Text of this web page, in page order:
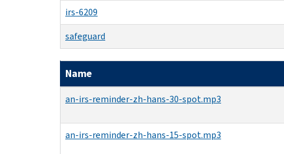
irs-6209
safeguard
Name
an-irs-reminder-zh-hans-30-spot.mp3
an-irs-reminder-zh-hans-15-spot.mp3